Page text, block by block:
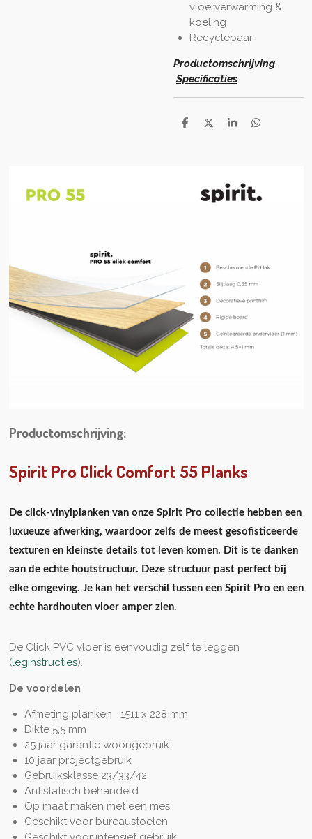
vloerverwarming &
koeling
Recyclebaar
Productomschrijving
Specificaties
D
D
S
D
Productomschrijving:
Spirit Pro Click Comfort 55 Planks
De click-vinylplanken van onze Spirit Pro collectie hebben een
luxueuze afwerking, waardoor zelfs de meest gesofisticeerde
texturen en kleinste details tot leven komen. Dit is te danken
aan de echte houtstructuur. Deze structuur past perfect bij
elke omgeving. Je kan het verschil tussen een Spirit Pro en een
echte hardhouten vloer amper zien.
De Click PVC vloer is eenvoudig zelf te leggen
(leginstructies).
De voordelen
Afmeting planken 1511 x 228 mm
Dikte 5,5 mm
25 jaar garantie woongebruik
10 jaar projectgebruik
Gebruiksklasse 23/33/42
Antistatisch behandeld
Op maat maken met een mes
Geschikt voor bureaustoelen